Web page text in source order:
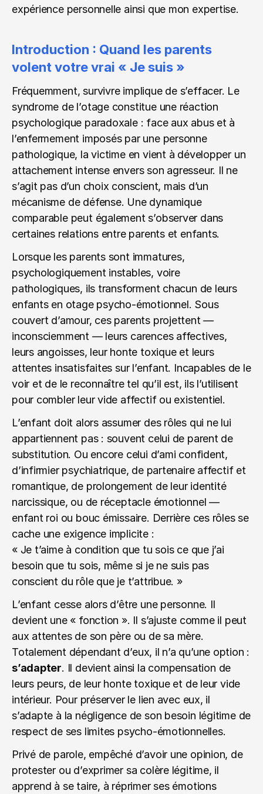
expérience personnelle ainsi que mon expertise.
Introduction : Quand les parents
volent votre vrai « Je suis »
Fréquemment, survivre implique de s’effacer. Le
syndrome de l’otage constitue une réaction
psychologique paradoxale : face aux abus et à
l’enfermement imposés par une personne
pathologique, la victime en vient à développer un
attachement intense envers son agresseur. Il ne
s’agit pas d’un choix conscient, mais d’un
mécanisme de défense. Une dynamique
comparable peut également s’observer dans
certaines relations entre parents et enfants.
Lorsque les parents sont immatures,
psychologiquement instables, voire
pathologiques, ils transforment chacun de leurs
enfants en otage psycho-émotionnel. Sous
couvert d’amour, ces parents projettent —
inconsciemment — leurs carences affectives,
leurs angoisses, leur honte toxique et leurs
attentes insatisfaites sur l’enfant. Incapables de le
voir et de le reconnaître tel qu’il est, ils l’utilisent
pour combler leur vide affectif ou existentiel.
L’enfant doit alors assumer des rôles qui ne lui
appartiennent pas : souvent celui de parent de
substitution. Ou encore celui d’ami confident,
d’infirmier psychiatrique, de partenaire affectif et
romantique, de prolongement de leur identité
narcissique, ou de réceptacle émotionnel —
enfant roi ou bouc émissaire. Derrière ces rôles se
cache une exigence implicite :
« Je t’aime à condition que tu sois ce que j’ai
besoin que tu sois, même si je ne suis pas
conscient du rôle que je t’attribue. »
L’enfant cesse alors d’être une personne. Il
devient une « fonction ». Il s’ajuste comme il peut
aux attentes de son père ou de sa mère.
s’adapter. Il devient ainsi la compensation de
leurs peurs, de leur honte toxique et de leur vide
intérieur. Pour préserver le lien avec eux, il
s’adapte à la négligence de son besoin légitime de
respect de ses limites psycho-émotionnelles.
Privé de parole, empêché d’avoir une opinion, de
protester ou d’exprimer sa colère légitime, il
apprend à se taire, à réprimer ses émotions